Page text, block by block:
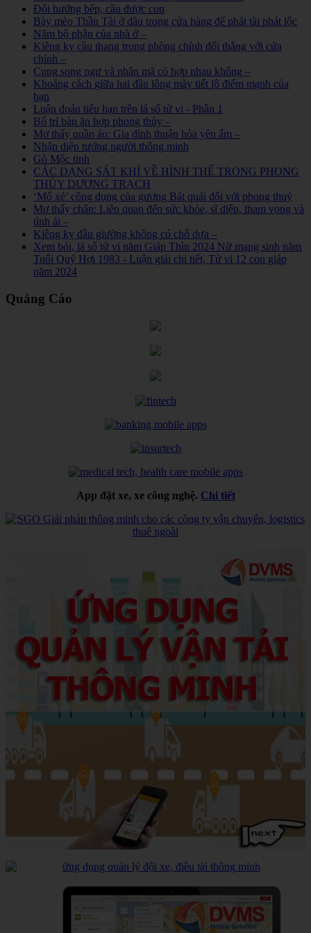
Đổi hướng bếp, cầu được con
Bày mèo Thần Tài ở đâu trong cửa hàng để phát tài phát lộc
Năm bộ phận của nhà ở –
Kiêng kỵ cầu thang trong phòng chính đối thẳng với cửa
chính –
Cung song ngư và nhân mã có hợp nhau không –
Khoảng cách giữa hai đầu lông mày tiết lộ điểm mạnh của
bạn
Luận đoán tiểu hạn trên lá số tử vi - Phần 1
Bố trí bàn ăn hợp phong thủy –
Mơ thấy quần áo: Gia đình thuận hòa yên ấm –
Nhận diện tướng người thông minh
Gò Mộc tinh
CÁC DẠNG SÁT KHÍ VỀ HÌNH THỂ TRONG PHONG
THỦY DƯƠNG TRẠCH
‘Mổ xẻ’ công dụng của gương Bát quái đối với phong thuỷ
Mơ thấy chân: Liên quan đến sức khỏe, sĩ diện, tham vọng và
tình ái –
Kiêng kỵ đầu giường không có chỗ dựa –
Xem bói, lá số tử vi năm Giáp Thìn 2024 Nữ mạng sinh năm
Tuổi Quý Hợi 1983 - Luận giải chi tiết, Tử vi 12 con giáp
năm 2024
Quảng Cáo
App đặt xe, xe công nghệ. Chi tiết